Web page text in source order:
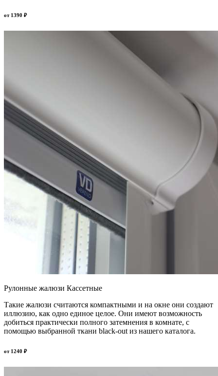
от 1390 ₽
Рулонные жалюзи Кассетные
Такие жалюзи считаются компактными и на окне они создают
иллюзию, как одно единое целое. Они имеют возможность
добиться практически полного затемнения в комнате, с
помощью выбранной ткани black-out из нашего каталога.
от 1240 ₽